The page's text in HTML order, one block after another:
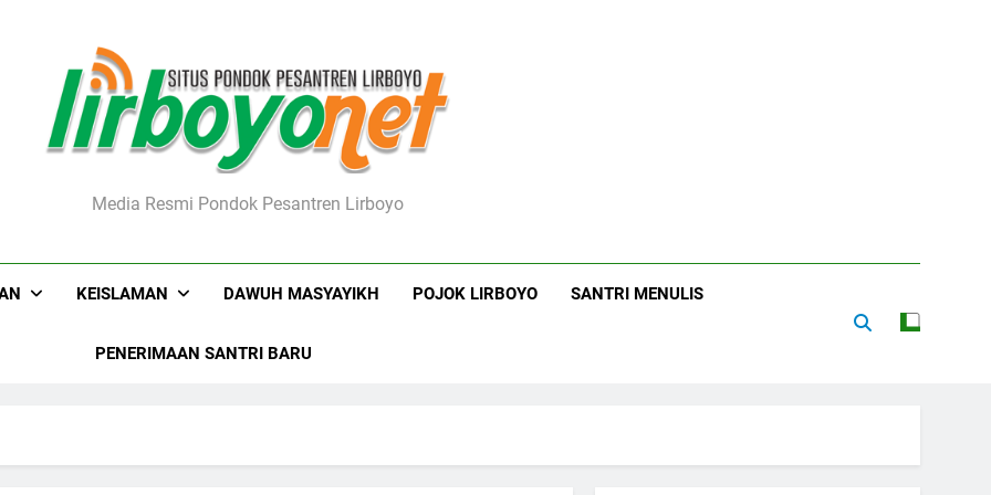
Media Resmi Pondok Pesantren Lirboyo
KEISLAMAN DAWUH MASYAYIKH POJOK LIRBOYO SANTRI MENULIS
PENERIMAAN SANTRI BARU